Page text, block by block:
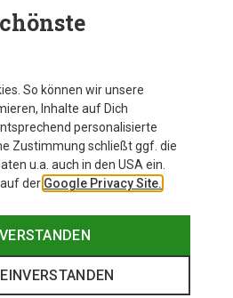
So können wir unsere
Inhalte auf Dich
personalisierte
Zustimmung schließt ggf. die
u.a. auch in den USA ein.
der Google Privacy Site.